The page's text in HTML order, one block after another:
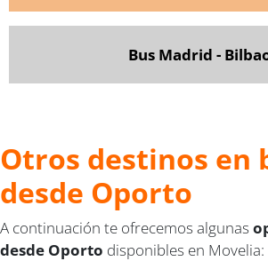
Bus Madrid -
Otros destinos en
desde Oporto
A continuación te ofrecemos algunas
desde Oporto disponibles en Movelia: